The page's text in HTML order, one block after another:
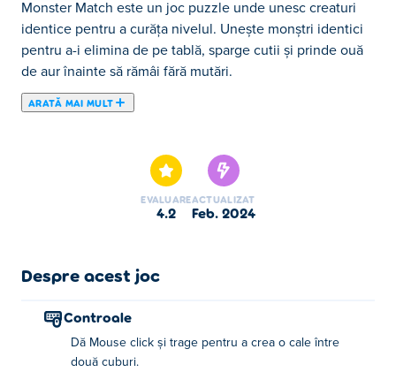
Monster Match este un joc puzzle unde unesc creaturi
identice pentru a curăța nivelul. Unește monștri identici
pentru a-i elimina de pe tablă, sparge cutii și prinde ouă
de aur înainte să rămâi fără mutări.
ARATĂ MAI MULT
învinge diferiți monștri conectând cuburi de culori
potrivite. Desenați strategic căi între cuburi identice
pentru a elimina monștrii corespunzători, dar aveți grijă –
fiecare nivel. S-ar putea să fie mai multe soluții de găsit!
monștrilor?
Cum să joci Monster Match?
EVALUARE
4.2
ACTUALIZAT
feb. 2024
Despre acest joc
Controale
Dă Mouse click și trage pentru a crea o cale între
două cuburi.